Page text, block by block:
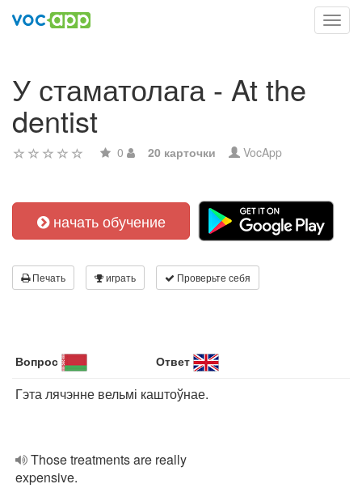
У стаматолага - At the
dentist
0 20 карточки VocApp
начать обучение
Печать играть Проверьте себя
Вопрос Ответ
Гэта лячэнне вельмі каштоўнае.
Those treatments are really
expensive.